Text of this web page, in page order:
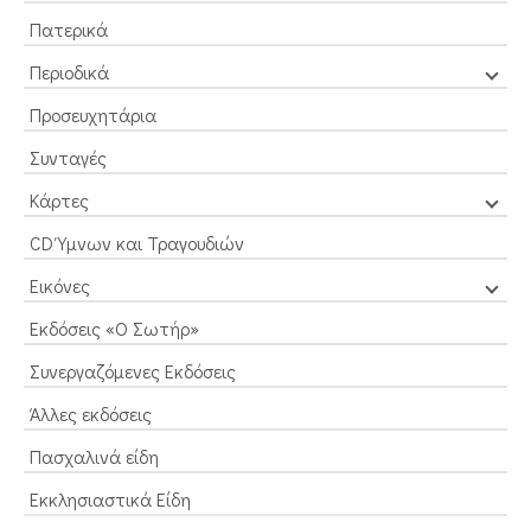
Πατερικά
Περιοδικά
Προσευχητάρια
Συνταγές
Κάρτες
CD Ύμνων και Τραγουδιών
Εικόνες
Εκδόσεις «Ο Σωτήρ»
Συνεργαζόμενες Εκδόσεις
Άλλες εκδόσεις
Πασχαλινά είδη
Εκκλησιαστικά Είδη